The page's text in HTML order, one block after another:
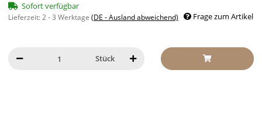
Sofort verfügbar
Lieferzeit:2 - 3 Werktage (DE - Ausland abweichend) Frage zum Artikel
Stück